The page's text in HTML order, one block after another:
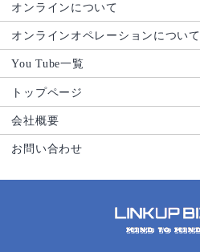
オンラインについて
オンラインオペレーションについて
You Tube一覧
トップページ
会社概要
お問い合わせ